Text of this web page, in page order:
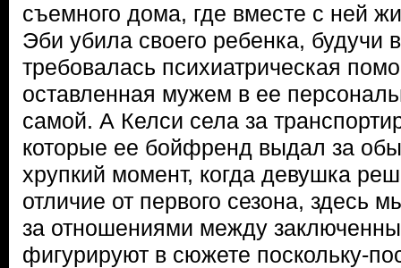
съемного дома, где вместе с ней
Эби убила своего ребенка, будучи
требовалась психиатрическая
оставленная мужем в ее
самой. А Келси села за
которые ее бойфренд выдал за
хрупкий момент, когда девушка
отличие от первого сезона, здесь
за отношениями между
фигурируют в сюжете поскольку-